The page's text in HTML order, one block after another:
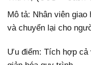
Mô tả: Nhân viên
và chuyển lại cho
Ưu điểm: Tích hợp cả